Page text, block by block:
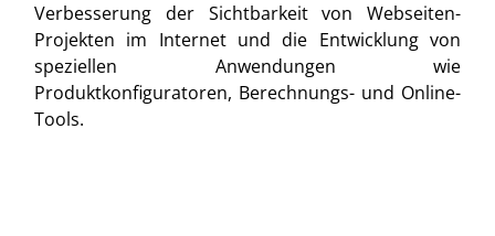
Verbesserung der Sichtbarkeit von Webseiten-
Projekten im Internet und die Entwicklung von
speziellen Anwendungen wie
Produktkonfiguratoren, Berechnungs- und Online-
Tools.